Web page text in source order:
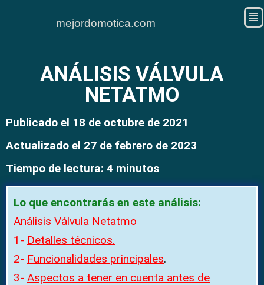
mejordomotica.com
ANÁLISIS VÁLVULA
NETATMO
Publicado el 18 de octubre de 2021
Actualizado el 27 de febrero de 2023
Tiempo de lectura: 4 minutos
Lo que encontrarás en este análisis:
Análisis Válvula Netatmo
1- Detalles técnicos.
2- Funcionalidades principales.
3- Aspectos a tener en cuenta antes de